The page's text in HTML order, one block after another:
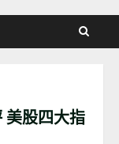
美股四大指